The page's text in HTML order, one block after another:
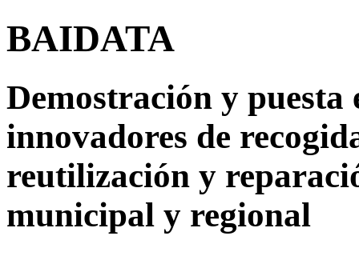
BAIDATA
Demostración y puesta
innovadores de
reutilización y
municipal y regional